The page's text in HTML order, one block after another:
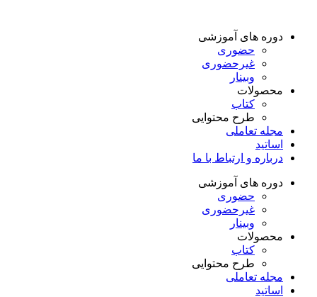
دوره های آموزشی
حضوری
غیرحضوری
وبینار
محصولات
کتاب
طرح محتوایی
مجله تعاملی
اساتید
درباره و ارتباط با ما
دوره های آموزشی
حضوری
غیرحضوری
وبینار
محصولات
کتاب
طرح محتوایی
مجله تعاملی
اساتید